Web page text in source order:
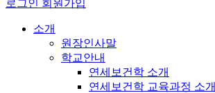
로그인 회원가입
소개
원장인사말
학교안내
연세보건학 소개
연세보건학 교육과정 소개